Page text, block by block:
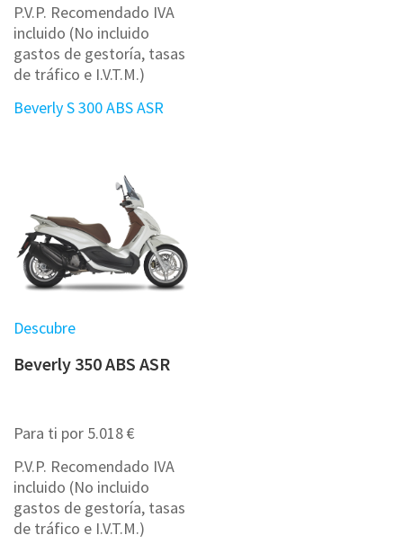
P.V.P. Recomendado IVA
incluido (No incluido
gastos de gestoría, tasas
de tráfico e I.V.T.M.)
Beverly S 300 ABS ASR
Descubre
Beverly 350 ABS ASR
Para ti por 5.018 €
P.V.P. Recomendado IVA
incluido (No incluido
gastos de gestoría, tasas
de tráfico e I.V.T.M.)